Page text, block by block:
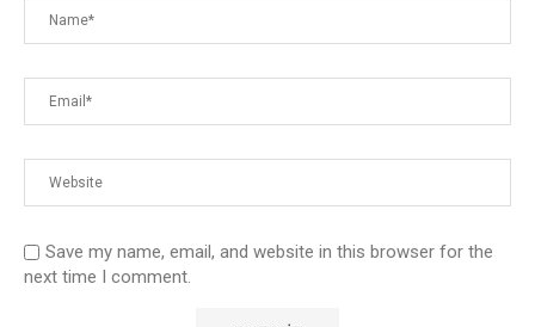
Save my name, email, and website in this browser for the
next time I comment.